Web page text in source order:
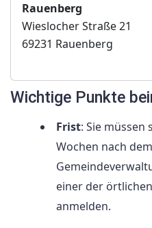
Rauenberg
Wieslocher Straße 21
69231 Rauenberg
Wichtige Punkte
Frist: Sie müssen
Wochen nach
einer der
anmelden.